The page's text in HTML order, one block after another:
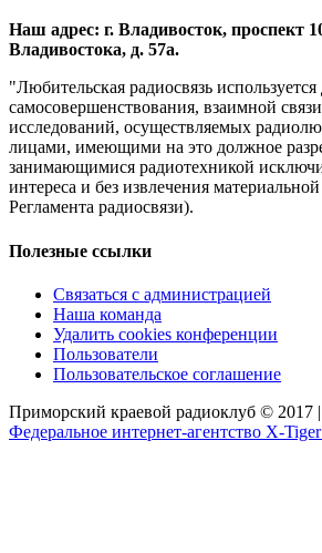
Наш адрес: г. Владивосток, проспект
Владивостока, д. 57а.
"Любительская радиосвязь используется
самосовершенствования, взаимной
исследований, осуществляемых
лицами, имеющими на это должное
занимающимися радиотехникой
интереса и без извлечения
Регламента радиосвязи).
Полезные ссылки
Связаться с администрацией
Наша команда
Удалить cookies конференции
Пользователи
Пользовательское соглашение
Приморский краевой радиоклуб © 2017 |
Федеральное интернет-агентство X-